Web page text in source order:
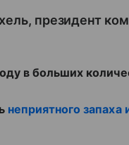
президент
в больших
неприятного запаха